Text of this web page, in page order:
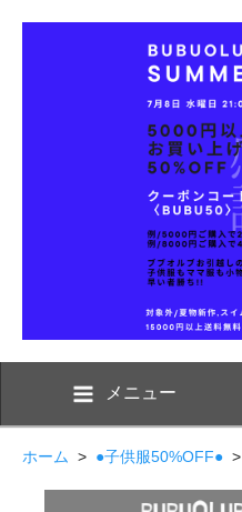
メニュー
ホーム > ●子供服50%OFF● >